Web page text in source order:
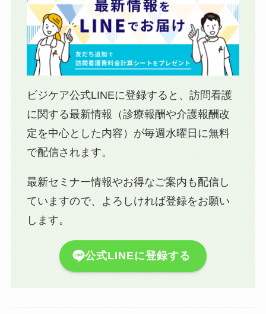
ビジケア公式LINEに登録すると、訪問看護
に関する最新情報（診療報酬や介護報酬改
定を中心とした内容）が毎週水曜日に無料
で配信されます。
最新セミナー情報やお得なご案内も配信し
ていますので、よろしければ登録をお願い
します。
公式LINEに登録する